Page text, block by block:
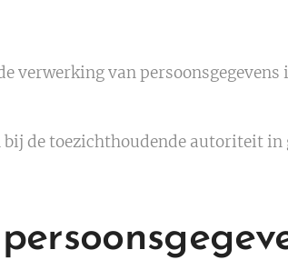
verwerking van
de toezichthoudende autoriteit